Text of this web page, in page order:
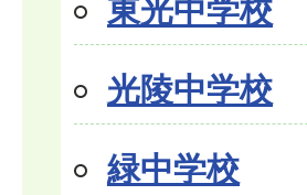
東光中学校
光陵中学校
緑中学校